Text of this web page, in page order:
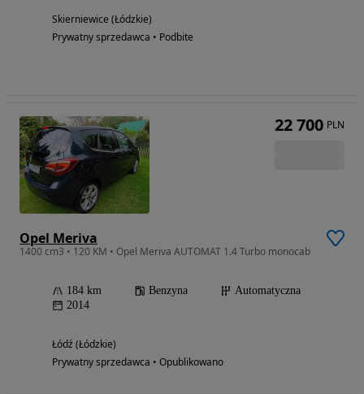
Skierniewice (Łódzkie)
Prywatny sprzedawca • Podbite
Opel Meriva
1400 cm3 • 120 KM • Opel Meriva AUTOMAT 1.4 Turbo monocab
184 km Benzyna
Automatyczna
2014
Łódź (Łódzkie)
Prywatny sprzedawca • Opublikowano
22 700 PLN